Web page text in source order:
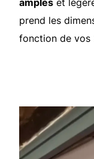
prend les
fonction de vos